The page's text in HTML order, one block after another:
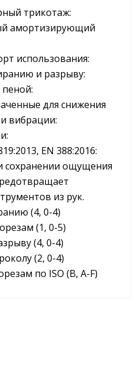
трикотаж:
амортизирующий
использования:
и разрыву:
пеной:
для снижения
вибрации:
EN 388:2016:
сохранении ощущения
из рук.
(4, 0-4)
(1, 0-5)
(4, 0-4)
(2, 0-4)
по ISO (B, A-F)